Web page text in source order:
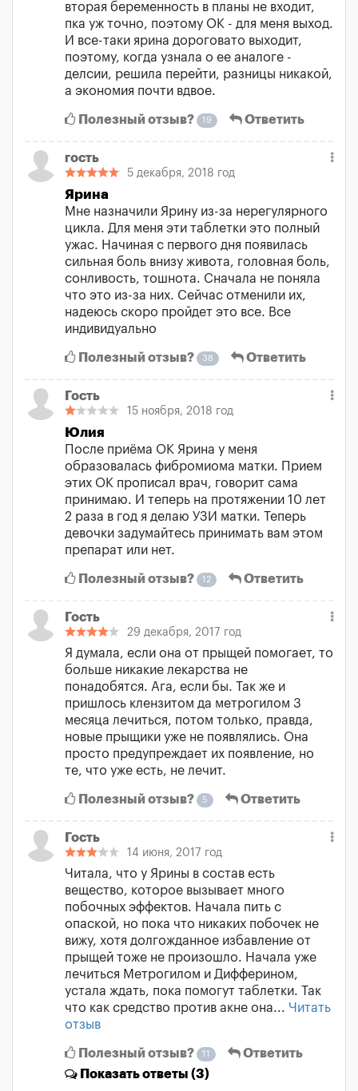
вторая беременность в планы не входит,
пка уж точно, поэтому ОК - для меня выход.
И все-таки ярина дороговато выходит,
поэтому, когда узнала о ее аналоге -
делсии, решила перейти, разницы никакой,
а экономия почти вдвое.
Полезный отзыв? 19 Ответить
гость
5 декабря, 2018 год
Ярина
Мне назначили Ярину из-за нерегулярного
цикла. Для меня эти таблетки это полный
ужас. Начиная с первого дня появилась
сильная боль внизу живота, головная боль,
сонливость, тошнота. Сначала не поняла
что это из-за них. Сейчас отменили их,
надеюсь скоро пройдет это все. Все
индивидуально
Полезный отзыв? 38 Ответить
Гость
15 ноября, 2018 год
Юлия
После приёма ОК Ярина у меня
образовалась фибромиома матки. Прием
этих ОК прописал врач, говорит сама
принимаю. И теперь на протяжении 10 лет
2 раза в год я делаю УЗИ матки. Теперь
девочки задумайтесь принимать вам этом
препарат или нет.
Полезный отзыв? 12 Ответить
Гость
29 декабря, 2017 год
Я думала, если она от прыщей помогает, то
больше никакие лекарства не
понадобятся. Ага, если бы. Так же и
пришлось клензитом да метрогилом 3
месяца лечиться, потом только, правда,
новые прыщики уже не появлялись. Она
просто предупреждает их появление, но
те, что уже есть, не лечит.
Полезный отзыв? 5 Ответить
Гость
14 июня, 2017 год
Читала, что у Ярины в состав есть
вещество, которое вызывает много
побочных эффектов. Начала пить с
опаской, но пока что никаких побочек не
вижу, хотя долгожданное избавление от
прыщей тоже не произошло. Начала уже
лечиться Метрогилом и Дифферином,
устала ждать, пока помогут таблетки. Так
что как средство против акне она... Читать
отзыв
Полезный отзыв? 11
Ответить
Показатьответы (3)